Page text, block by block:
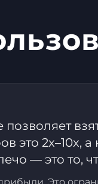
нами
позволяет
2x–10x,
— это то,